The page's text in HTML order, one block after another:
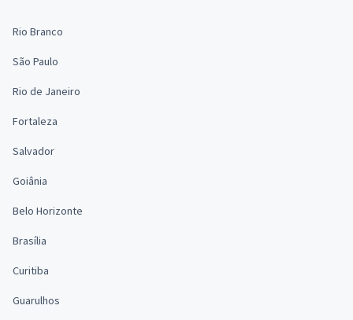
Rio Branco
São Paulo
Rio de Janeiro
Fortaleza
Salvador
Goiânia
Belo Horizonte
Brasília
Curitiba
Guarulhos